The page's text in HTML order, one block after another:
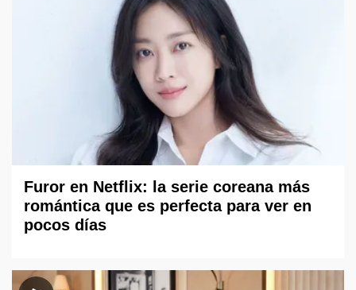
Furor en Netflix: la serie coreana más
romántica que es perfecta para ver en
pocos días